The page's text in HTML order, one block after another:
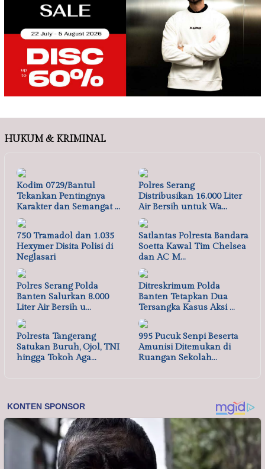
HUKUM & KRIMINAL
Kodim 0729/Bantul
Tekankan Pentingnya
Karakter dan Semangat …
Polres Serang
Distribusikan 16.000 Liter
Air Bersih untuk Wa…
750 Tramadol dan 1.035
Hexymer Disita Polisi di
Neglasari
Satlantas Polresta Bandara
Soetta Kawal Tim Chelsea
dan AC M…
Polres Serang Polda
Banten Salurkan 8.000
Liter Air Bersih u…
Ditreskrimum Polda
Banten Tetapkan Dua
Tersangka Kasus Aksi …
Polresta Tangerang
Satukan Buruh, Ojol, TNI
hingga Tokoh Aga…
995 Pucuk Senpi Beserta
Amunisi Ditemukan di
Ruangan Sekolah…